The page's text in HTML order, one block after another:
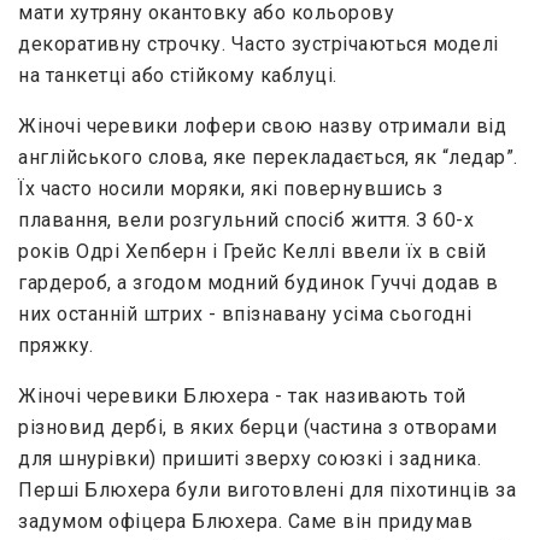
мати хутряну окантовку або кольорову
декоративну строчку. Часто зустрічаються моделі
на танкетці або стійкому каблуці.
Жіночі черевики лофери свою назву отримали від
англійського слова, яке перекладається, як “ледар”.
Їх часто носили моряки, які повернувшись з
плавання, вели розгульний спосіб життя. З 60-х
років Одрі Хепберн і Грейс Келлі ввели їх в свій
гардероб, а згодом модний будинок Гуччі додав в
них останній штрих - впізнавану усіма сьогодні
пряжку.
Жіночі черевики Блюхера - так називають той
різновид дербі, в яких берци (частина з отворами
для шнурівки) пришиті зверху союзкі і задника.
Перші Блюхера були виготовлені для піхотинців за
задумом офіцера Блюхера. Саме він придумав